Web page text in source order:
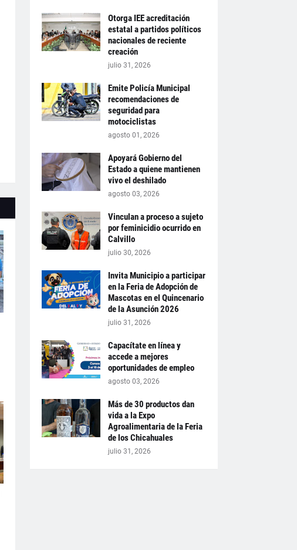
Otorga IEE acreditación
estatal a partidos políticos
nacionales de reciente
creación
julio 31, 2026
Emite Policía Municipal
recomendaciones de
seguridad para
motociclistas
agosto 01, 2026
Apoyará Gobierno del
Estado a quiene mantienen
vivo el deshilado
agosto 03, 2026
Vinculan a proceso a sujeto
por feminicidio ocurrido en
Calvillo
julio 30, 2026
Invita Municipio a participar
en la Feria de Adopción de
Mascotas en el Quincenario
de la Asunción 2026
julio 31, 2026
Capacítate en línea y
accede a mejores
oportunidades de empleo
agosto 03, 2026
Más de 30 productos dan
vida a la Expo
Agroalimentaria de la Feria
de los Chicahuales
julio 31, 2026